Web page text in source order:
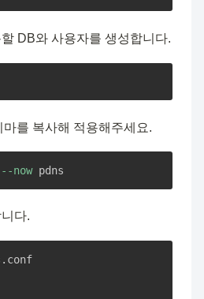
DB와 사용자를 생성합니다.
를 복사해 적용해주세요.
--now pdns
다.